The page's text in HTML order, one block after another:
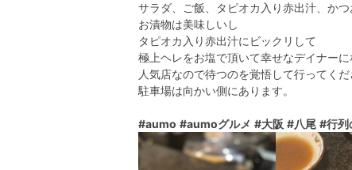
サラダ、ご飯、タピオカ入り赤出汁、か
お漬物は美味しいし
タピオカ入り赤出汁にビックリして
極上ヘレをお塩で頂いて幸せなデイナー
人気店なので待つのを覚悟して行ってく
駐車場は向かい側にあります。
#aumo #aumoグルメ #大阪 #八尾 #行列